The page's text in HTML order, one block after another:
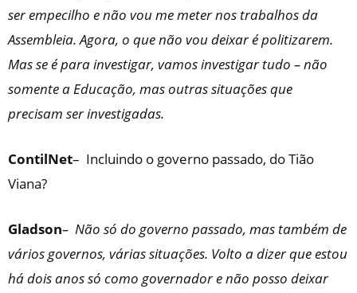
ser empecilho e não vou me meter nos trabalhos da
Assembleia. Agora, o que não vou deixar é politizarem.
Mas se é para investigar, vamos investigar tudo – não
somente a Educação, mas outras situações que
precisam ser investigadas.
ContilNet– Incluindo o governo passado, do Tião
Viana?
Gladson– Não só do governo passado, mas também de
vários governos, várias situações. Volto a dizer que estou
há dois anos só como governador e não posso deixar